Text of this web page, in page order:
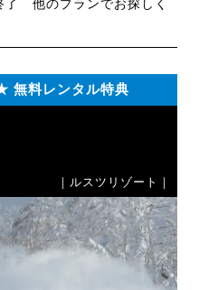
了 他のプランでお探しく
料レンタル特典
｜ルスツリゾート｜